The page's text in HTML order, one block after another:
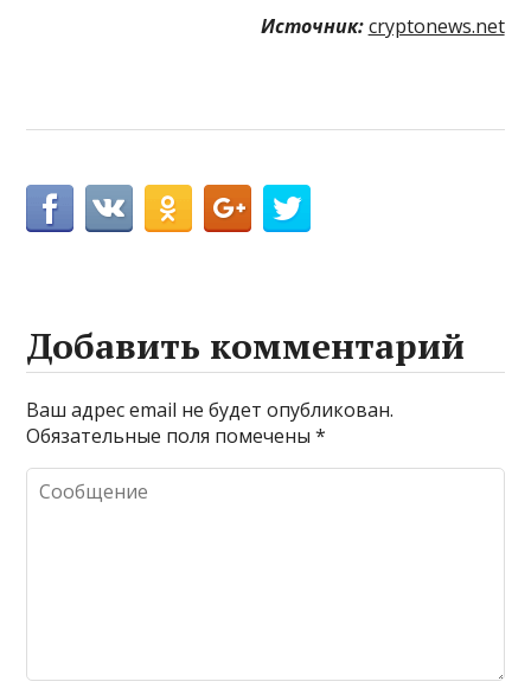
Источник: cryptonews.net
Добавить комментарий
Ваш адрес email не будет опубликован.
Обязательные поля помечены*